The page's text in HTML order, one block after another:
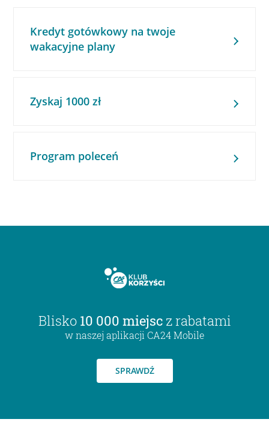
Kredyt gotówkowy na twoje
wakacyjne plany
Zyskaj 1000 zł
Program poleceń
Blisko 10 000 miejsc z rabatami
w naszej aplikacji CA24 Mobile
SPRAWDŹ